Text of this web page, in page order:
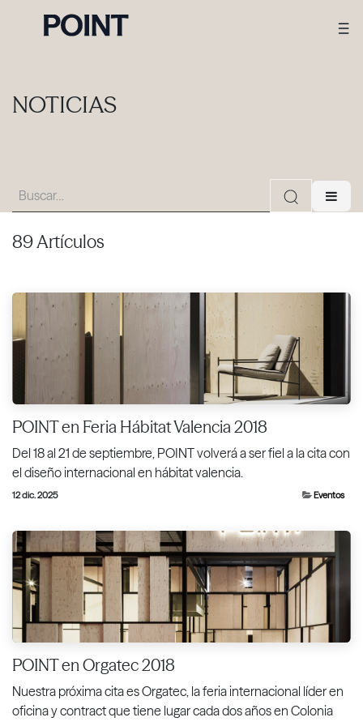
NOTICIAS
89 Artículos
POINT en Feria Hábitat Valencia 2018
Del 18 al 21 de septiembre, POINT volverá a ser fiel a la cita con
el diseño internacional en hábitat valencia.
12 dic. 2025 Eventos
POINT en Orgatec 2018
Nuestra próxima cita es Orgatec, la feria internacional líder en
oficina y contract que tiene lugar cada dos años en Colonia